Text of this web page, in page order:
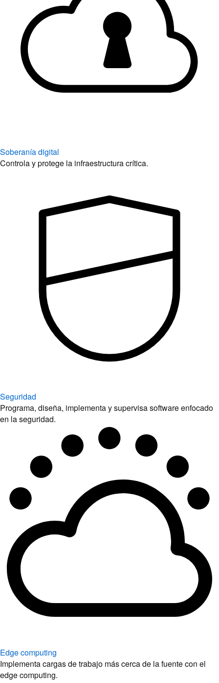
Soberanía digital
Controla y protege la infraestructura crítica.
Seguridad
Programa, diseña, implementa y supervisa software enfocado
en la seguridad.
Edge computing
Implementa cargas de trabajo más cerca de la fuente con el
edge computing.